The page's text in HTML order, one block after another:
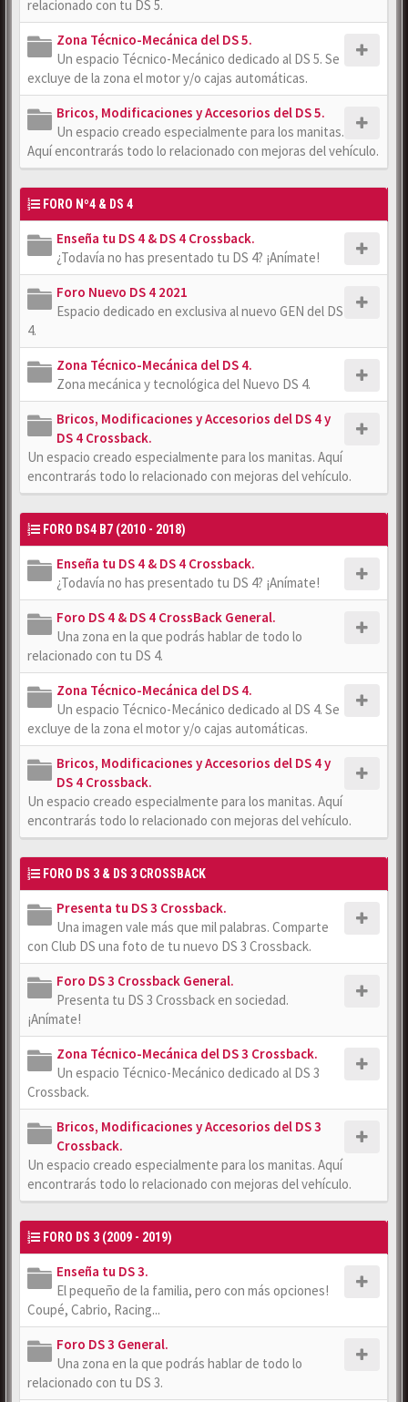
relacionado con tu DS 5.
Zona Técnico-Mecánica del DS 5.
Un espacio Técnico-Mecánico dedicado al DS 5. Se
excluye de la zona el motor y/o cajas automáticas.
Bricos, Modificaciones y Accesorios del DS 5.
Un espacio creado especialmente para los manitas.
Aquí encontrarás todo lo relacionado con mejoras del vehículo.
FORO Nº4 & DS 4
Enseña tu DS 4 & DS 4 Crossback.
¿Todavía no has presentado tu DS 4? ¡Anímate!
Foro Nuevo DS 4 2021
Espacio dedicado en exclusiva al nuevo GEN del DS
4.
Zona Técnico-Mecánica del DS 4.
Zona mecánica y tecnológica del Nuevo DS 4.
Bricos, Modificaciones y Accesorios del DS 4 y
DS 4 Crossback.
Un espacio creado especialmente para los manitas. Aquí
encontrarás todo lo relacionado con mejoras del vehículo.
FORO DS4 B7 (2010 - 2018)
Enseña tu DS 4 & DS 4 Crossback.
¿Todavía no has presentado tu DS 4? ¡Anímate!
Foro DS 4 & DS 4 CrossBack General.
Una zona en la que podrás hablar de todo lo
relacionado con tu DS 4.
Zona Técnico-Mecánica del DS 4.
Un espacio Técnico-Mecánico dedicado al DS 4. Se
excluye de la zona el motor y/o cajas automáticas.
Bricos, Modificaciones y Accesorios del DS 4 y
DS 4 Crossback.
Un espacio creado especialmente para los manitas. Aquí
encontrarás todo lo relacionado con mejoras del vehículo.
FORO DS 3 & DS 3 CROSSBACK
Presenta tu DS 3 Crossback.
Una imagen vale más que mil palabras. Comparte
con Club DS una foto de tu nuevo DS 3 Crossback.
Foro DS 3 Crossback General.
Presenta tu DS 3 Crossback en sociedad.
¡Anímate!
Zona Técnico-Mecánica del DS 3 Crossback.
Un espacio Técnico-Mecánico dedicado al DS 3
Crossback.
Bricos, Modificaciones y Accesorios del DS 3
Crossback.
Un espacio creado especialmente para los manitas. Aquí
encontrarás todo lo relacionado con mejoras del vehículo.
FORO DS 3 (2009 - 2019)
Enseña tu DS 3.
El pequeño de la familia, pero con más opciones!
Coupé, Cabrio, Racing...
Foro DS 3 General.
Una zona en la que podrás hablar de todo lo
relacionado con tu DS 3.